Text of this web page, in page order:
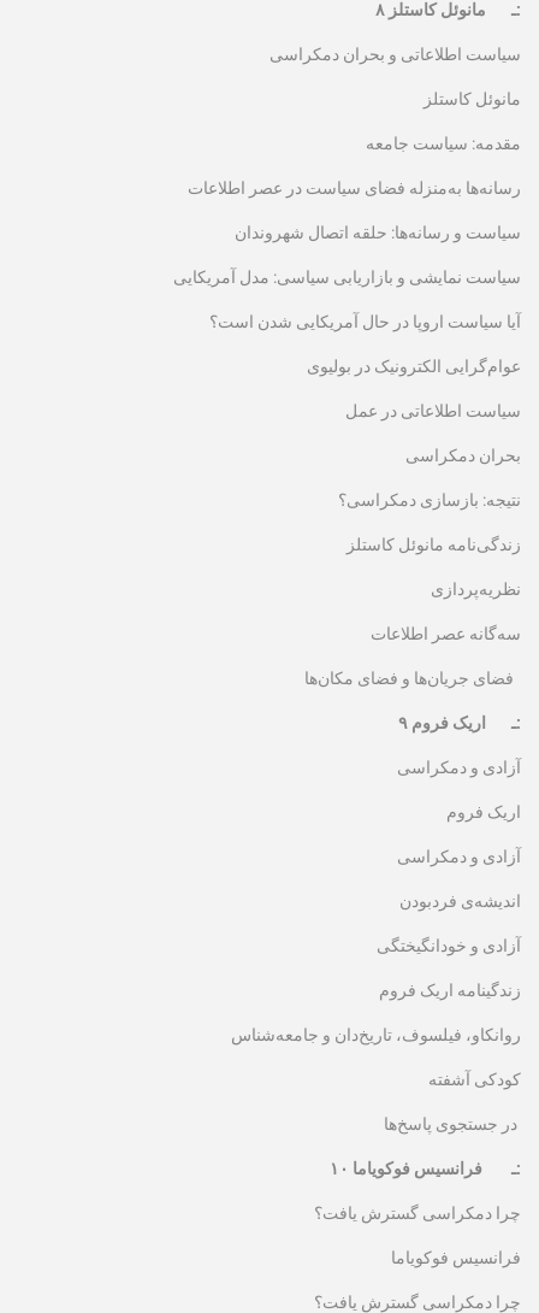
۸ ـ مانوئل کاستلز:
سیاست اطلاعاتی و بحران دمکراسی
مانوئل کاستلز
مقدمه: سیاست جامعه
رسانه‌ها به‌منزله فضای سیاست در عصر اطلاعات
سیاست و رسانه‌ها: حلقه اتصال شهروندان
سیاست نمایشی و بازاریابی سیاسی: مدل آمریکایی
آیا سیاست اروپا در حال آمریکایی شدن است؟
عوام‌گرایی الکترونیک در بولیوی
سیاست اطلاعاتی در عمل
بحران دمکراسی
نتیجه: بازسازی دمکراسی؟
زندگی‌نامه مانوئل کاستلز
نظریه‌پردازی
سه‌گانه عصر اطلاعات
فضای جریان‌ها و فضای مکان‌ها
۹ ـ اریک فروم:
آزادی و دمکراسی
اریک فروم
آزادی و دمکراسی
اندیشه‌ی فردبودن
آزادی و خودانگیختگی
زندگینامه اریک فروم
روانکاو، فیلسوف، تاریخ‌دان و جامعه‌شناس
کودکی آشفته
در جستجوی پاسخ‌ها
۱۰ ـ فرانسیس فوکویاما:
چرا دمکراسی گسترش یافت؟
فرانسیس فوکویاما
چرا دمکراسی گسترش یافت؟